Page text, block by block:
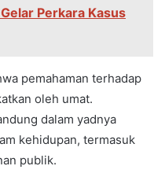
Perkara Kasus
pemahaman terhadap
oleh umat.
dalam yadnya
kehidupan, termasuk
publik.